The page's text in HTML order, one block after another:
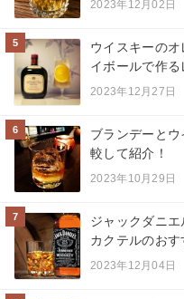
2023年12月02日
5
ウイスキーの
イボールで作る
2023年12月27日
6
ブランデーと
較して紹介！
2023年10月29日
7
ジャックダニ
カクテルのおす
2023年12月04日